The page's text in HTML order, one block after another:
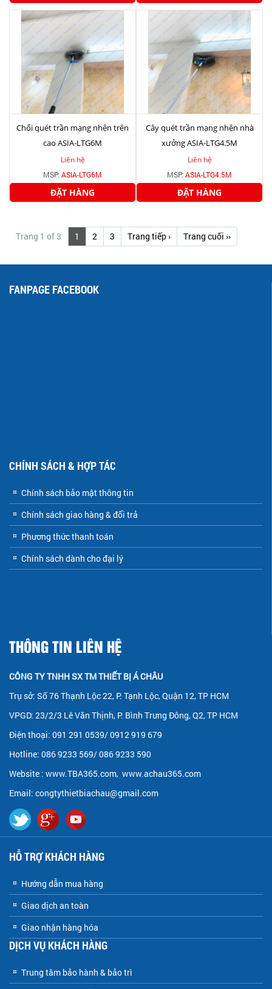
Chổi quét trần mạng nhện trên
cao ASIA-LTG6M
Liên hệ
MSP: ASIA-LTG6M
ĐẶT HÀNG
Cây quét trần mạng nhện nhà
xưởng ASIA-LTG4.5M
Liên hệ
MSP: ASIA-LTG4.5M
ĐẶT HÀNG
Trang 1 of 3 1 2 3 Trang tiếp › Trang cuối ››
FANPAGE FACEBOOK
CHÍNH SÁCH & HỢP TÁC
Chính sách bảo mật thông tin
Chính sách giao hàng & đổi trả
Phương thức thanh toán
Chính sách dành cho đại lý
THÔNG TIN LIÊN HỆ
CÔNG TY TNHH SX TM THIẾT BỊ Á CHÂU
Trụ sở: Số 76 Thạnh Lộc 22, P. Tạnh Lộc, Quận 12, TP HCM
VPGD: 23/2/3 Lê Văn Thịnh, P. Bình Trưng Đông, Q2, TP HCM
Điện thoại: 091 291 0539/ 0912 919 679
Hotline: 086 9233 569/ 086 9233 590
Website : www.TBA365.com, www.achau365.com
Email: congtythietbiachau@gmail.com
HỖ TRỢ KHÁCH HÀNG
Hướng dẫn mua hàng
Giao dịch an toàn
Giao nhận hàng hóa
DỊCH VỤ KHÁCH HÀNG
Trung tâm bảo hành & bảo trì